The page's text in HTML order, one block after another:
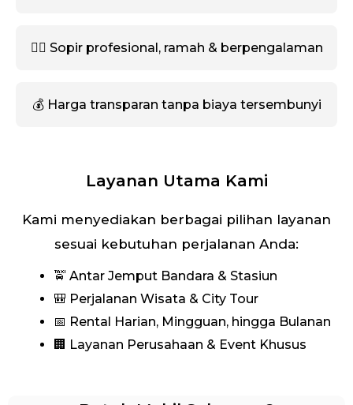
🧑‍✈️ Sopir profesional, ramah & berpengalaman
💰 Harga transparan tanpa biaya tersembunyi
Layanan Utama Kami
Kami menyediakan berbagai pilihan layanan
sesuai kebutuhan perjalanan Anda:
🚖 Antar Jemput Bandara & Stasiun
🎒 Perjalanan Wisata & City Tour
📅 Rental Harian, Mingguan, hingga Bulanan
🏢 Layanan Perusahaan & Event Khusus